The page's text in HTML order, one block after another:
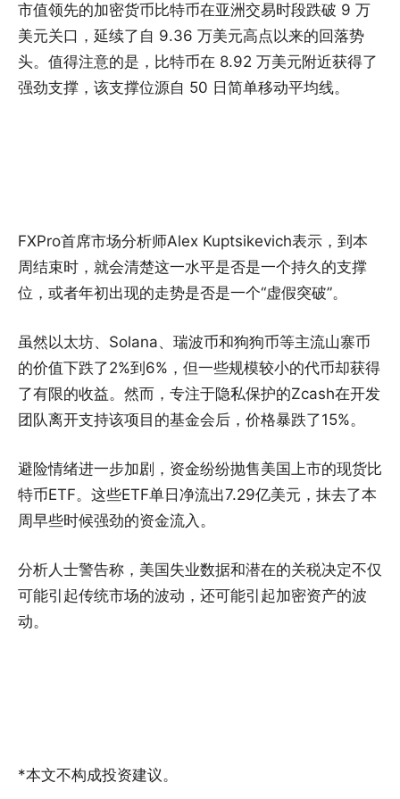
市值领先的加密货币比特币在亚洲交易时段跌破 9 万
美元关口，延续了自 9.36 万美元高点以来的回落势
头。值得注意的是，比特币在 8.92 万美元附近获得了
强劲支撑，该支撑位源自 50 日简单移动平均线。
FXPro首席市场分析师Alex Kuptsikevich表示，到本
周结束时，就会清楚这一水平是否是一个持久的支撑
位，或者年初出现的走势是否是一个“虚假突破”。
虽然以太坊、Solana、瑞波币和狗狗币等主流山寨币
的价值下跌了2%到6%，但一些规模较小的代币却获得
了有限的收益。然而，专注于隐私保护的Zcash在开发
团队离开支持该项目的基金会后，价格暴跌了15%。
避险情绪进一步加剧，资金纷纷抛售美国上市的现货比
特币ETF。这些ETF单日净流出7.29亿美元，抹去了本
周早些时候强劲的资金流入。
分析人士警告称，美国失业数据和潜在的关税决定不仅
可能引起传统市场的波动，还可能引起加密资产的波
动。
*本文不构成投资建议。